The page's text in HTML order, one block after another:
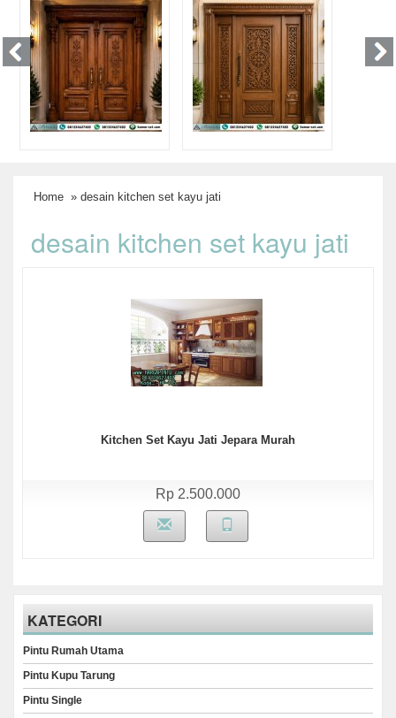
Home » desain kitchen set kayu jati
desain kitchen set kayu jati
Kitchen Set Kayu Jati Jepara Murah
Rp 2.500.000
KATEGORI
Pintu Rumah Utama
Pintu Kupu Tarung
Pintu Single